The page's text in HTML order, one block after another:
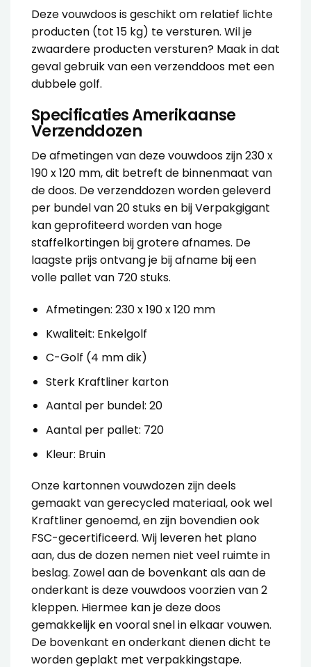
Deze vouwdoos is geschikt om relatief lichte
producten (tot 15 kg) te versturen. Wil je
zwaardere producten versturen? Maak in dat
geval gebruik van eenverzenddoos met een
dubbele golf.
Specificaties Amerikaanse
Verzenddozen
De afmetingen van dezevouwdoos zijn 230 x
190 x 120 mm, dit betreft de binnenmaat van
de doos. Deverzenddozenworden geleverd
per bundel van 20 stuks en bij Verpakgigant
kan geprofiteerd worden van hoge
staffelkortingen bij grotere afnames. De
laagste prijs ontvang je bij afname bij een
volle pallet van 720 stuks.
Afmetingen: 230 x 190 x 120 mm
Kwaliteit: Enkelgolf
C-Golf (4 mm dik)
Sterk Kraftliner karton
Aantal per bundel: 20
Aantal per pallet: 720
Kleur: Bruin
Onze kartonnen vouwdozen zijn deels
gemaakt van gerecycled materiaal, ook wel
Kraftliner genoemd, en zijn bovendien ook
FSC-gecertificeerd. Wij leveren het plano
aan, dus de dozen nemen niet veel ruimte in
beslag. Zowel aan de bovenkant als aan de
onderkant is deze vouwdoos voorzien van 2
kleppen. Hiermee kan je deze doos
gemakkelijk en vooral snel in elkaar vouwen.
De bovenkant en onderkant dienen dicht te
worden geplakt met verpakkingstape.